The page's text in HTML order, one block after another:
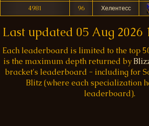
4981
96 Хелентесс
Last updated 05 Aug 2026
Each leaderboard is limited to the top
is the maximum depth returned by
bracket's leaderboard - including for
Blitz (where each specialization
leaderboard).